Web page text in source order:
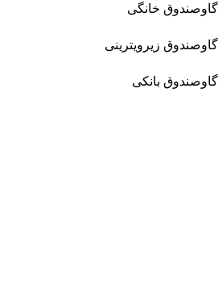
گاوصندوق خانگی
گاوصندوق زیرویترینی
گاوصندوق بانکی